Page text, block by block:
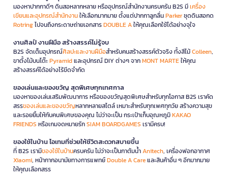
มองหาปากกาดีๆ ดินสอหลากหลาย หรืออุปกรณ์สำนักงานครบครัน B2S มีเครื่อง
เขียนและอุปกรณ์สำนักงานให้เลือกมากมาย ตั้งแต่ปากกาลูกลื่นParkerชุดดินสอกด
Rotringไปจนถึงกระดาษถ่ายเอกสารDOUBLE Aให้คุณเลือกใช้ได้อย่างจุใจ
งานศิลป์ งานฝีมือ สร้างสรรค์ไม่รู้จบ
B2S จัดเต็มอุปกรณ์ศิลปะและงานฝีมือสำหรับคนสร้างสรรค์ตัวจริง ทั้งสีไม้Colleen,
ขาตั้งไม้บนโต๊ะPyramidและอุปกรณ์ DIY ต่างๆ จากMONT MARTEให้คุณ
สร้างสรรค์ได้อย่างไร้ขีดจำกัด
ของเล่นและของขวัญ สุดพิเศษทุกเทศกาล
มองหาของเล่นเสริมพัฒนาการ หรือของขวัญสุดพิเศษสำหรับทุกโอกาส B2S เราคัด
สรรของเล่นและของขวัญหลากหลายสไตล์ เหมาะสำหรับทุกเพศทุกวัย สร้างความสุข
และรอยยิ้มให้กับคนพิเศษของคุณ ไม่ว่าจะเป็น กระเป๋าเก็บอุณหภูมิKAKAO
FRIENDS หรือเกมจดหมายรักSIAM BOARDGAMES เรามีครบ!
ของใช้ในบ้าน ไอเทมที่ช่วยให้ชีวิตสะดวกสบายขึ้น
ที่ B2S เรามีของใช้ในบ้านครบครัน ไม่ว่าจะเป็นกาต้มน้ำAnitech, เครื่องฟอกอากาศ
Xiaomi, หน้ากากอนามัยทางการแพทย์Double A Careและสินค้าอื่น ๆ อีกมากมาย
ให้คุณเลือกสรร